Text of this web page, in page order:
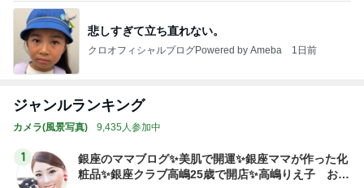
悲しすぎて立ち直れない。
クロオフィシャルブログPowered by Ameba 1日前
ジャンルランキング
カメラ(風景写真) 9,435人参加中
1
銀座のママブログ✨美肌で開運✨銀座ママが作った化
粧品✨銀座クラブ高嶋25歳で開店✨高嶋りえ子 お着